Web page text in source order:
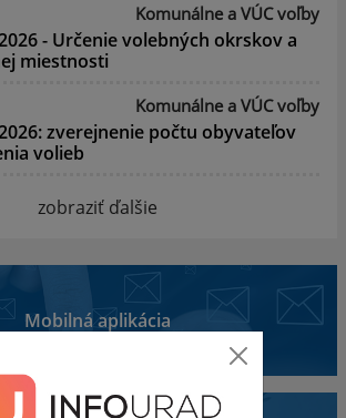
Komunálne a VÚC voľby
- Určenie volebných okrskov a
miestnosti
Komunálne a VÚC voľby
zverejnenie počtu obyvateľov
volieb
zobraziť ďalšie
Mobilná aplikácia